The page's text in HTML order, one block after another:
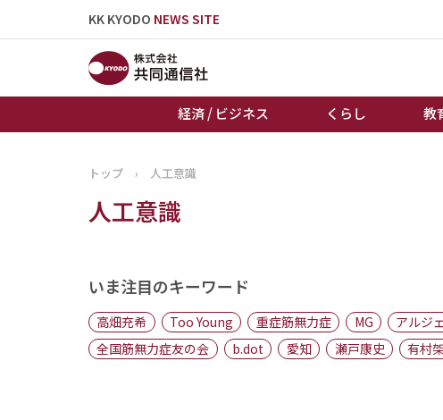
KK KYODO NEWS SITE
経済 / ビジネス くらし 教
トップページ
お知らせ
地域
キー
トップ › 人工意識
人工意識
いま注目のキーワード
高畑充希 Too Young 重症筋無力症 MG アルジ
全国筋無力症友の会
b.dot 愛知 瀬戸康史
有村